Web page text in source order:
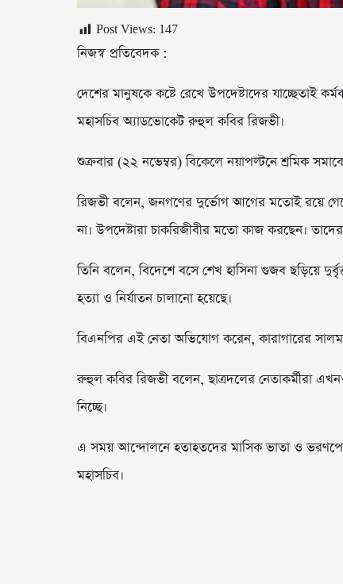
Post Views: 147
নিজস্ব প্রতিবেদক :
দেশের মানুষকে কষ্টে রেখে উপদেষ্টাদের যাচ্ছেতাই
মহাসচিব অ্যাডভোকেট রুহুল কবির রিজভী।
শুক্রবার (২২ নভেম্বর) বিকেলে নয়াপল্টনে শ্রমিক
রিজভী বলেন, জনগণের দুর্ভোগ আগের মতোই রয়ে গেছে।
না। উপদেষ্টারা চাকরিজীবীর মতো কাজ করছেন।
তিনি বলেন, বিদেশে বসে শেখ হাসিনা গুজব ছড়িয়ে
হত্যা ও নির্যাতন চালানো হয়েছে।
বিএনপির এই নেতা অভিযোগ করেন, কারাগারের
রুহুল কবির রিজভী বলেন, ছাত্রদলের নেতাকর্মীরা
নিচ্ছে।
এ সময় আন্দোলনে হতাহতদের মাসিক ভাতা ও
মহাসচিব।